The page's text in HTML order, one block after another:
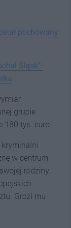
pochowany
Śląsk”.
grupie
180 tys. euro.
kryminalni
w centrum
rodziny.
Grozi mu